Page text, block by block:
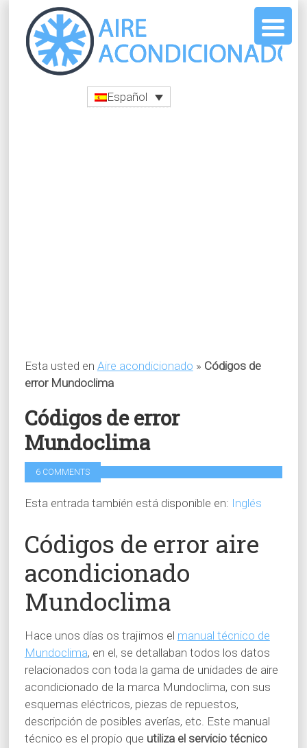
Español
Esta usted en Aire acondicionado » Códigos de
error Mundoclima
Códigos de error
Mundoclima
6 COMMENTS
Esta entrada también está disponible en: Inglés
Códigos de error aire
acondicionado
Mundoclima
Hace unos días os trajimos el manual técnico de
Mundoclima, en el, se detallaban todos los datos
relacionados con toda la gama de unidades de aire
acondicionado de la marca Mundoclima, con sus
esquemas eléctricos, piezas de repuestos,
descripción de posibles averías, etc. Este manual
técnico es el propio que utiliza el servicio técnico